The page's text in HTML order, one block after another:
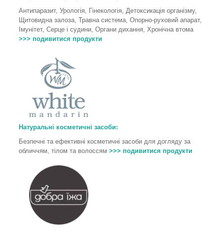
Антипаразит, Урологія, Гінекологія, Детоксикація організму,
Щитовидна залоза, Травна система, Опорно-руховий апарат,
Імунітет, Серце і судини, Органи дихання, Хронічна втома
>>> подивитися продукти
Натуральні косметичні засоби:
Безпечні та ефективні косметичні засоби для догляду за
обличчям, тілом та волоссям >>> подивитися продукти